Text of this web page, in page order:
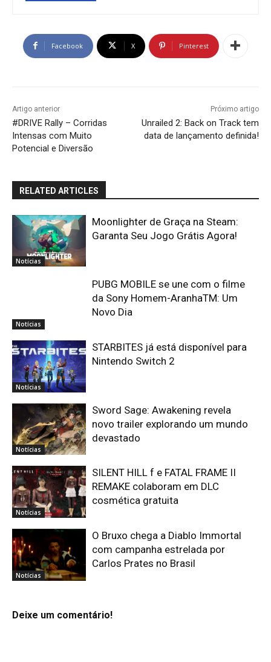
Facebook X Pinterest
Artigo anterior
#DRIVE Rally – Corridas
Intensas com Muito
Potencial e Diversão
Próximo artigo
Unrailed 2: Back on Track tem
data de lançamento definida!
RELATED ARTICLES
Notícias
Moonlighter de Graça na Steam:
Garanta Seu Jogo Grátis Agora!
Notícias
PUBG MOBILE se une com o filme
da Sony Homem-AranhaTM: Um
Novo Dia
Notícias
STARBITES já está disponível para
Nintendo Switch 2
Notícias
Sword Sage: Awakening revela
novo trailer explorando um mundo
devastado
Notícias
SILENT HILL f e FATAL FRAME II
REMAKE colaboram em DLC
cosmética gratuita
Notícias
O Bruxo chega a Diablo Immortal
com campanha estrelada por
Carlos Prates no Brasil
Deixe um comentário!